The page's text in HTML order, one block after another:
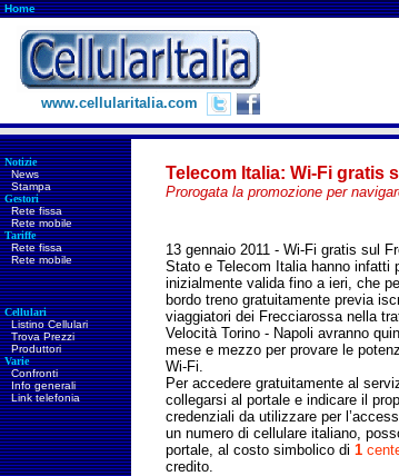
Home
www.cellularitalia.com
Notizie
News
Stampa
Gestori
Rete fissa
Rete mobile
Tariffe
Rete fissa
Rete mobile
Cellulari
Listino Cellulari
Trova Prezzi
Produttori
Varie
Confronti
Info generali
Link telefonia
Telecom Italia: Wi-Fi gratis
Prorogata la promozione per
13 gennaio 2011 - Wi-Fi gratis sul
Stato e Telecom Italia hanno infatti
inizialmente valida fino a ieri, che
bordo treno gratuitamente previa
viaggiatori dei Frecciarossa nella
Velocità Torino - Napoli avranno
mese e mezzo per provare le
Wi-Fi.
Per accedere gratuitamente al
collegarsi al portale e indicare il
credenziali da utilizzare per
un numero di cellulare italiano,
portale, al costo simbolico di 1
credito.